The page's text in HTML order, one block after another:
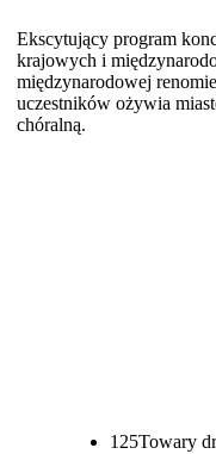
Ekscytujący program
krajowych i
międzynarodowej
uczestników ożywia
chóralną.
125Towary